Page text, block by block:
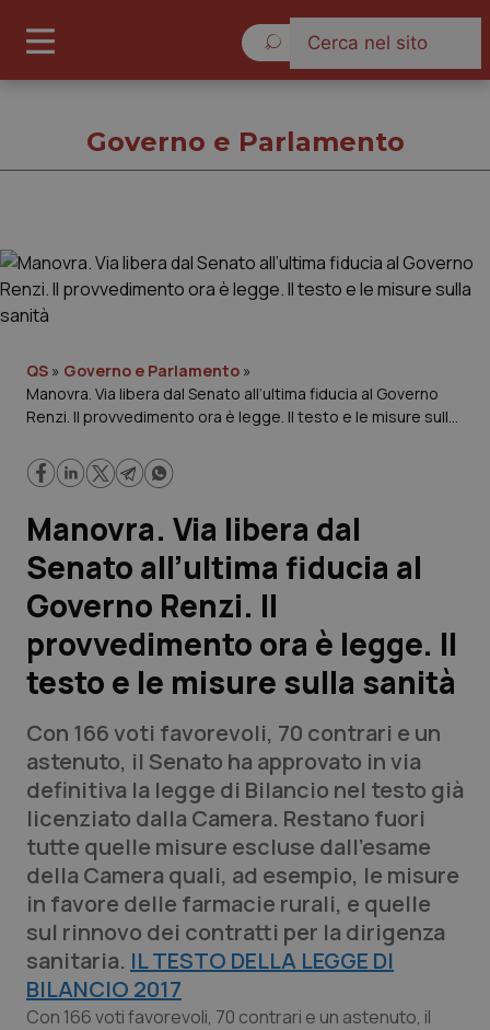
Cronache
Governo e Parlamento
Regioni e Asl
Lavoro e Professioni
Scienza e Farmaci
Studi e Analisi
Lettere al direttore
QS Pro
Professionisti Sanitari.AI
Abruzzo
Basilicata
Calabria
QS Pro Gold
Artrite & artrosi
Asma & BPCO
QS Club Newsletter
Governo e Parlamento
QS » Governo e Parlamento »
Manovra. Via libera dal Senato all’ultima fiducia al Governo
Renzi. Il provvedimento ora è legge. Il testo e le misure sulla
Manovra. Via libera dal
Senato all’ultima fiducia al
Governo Renzi. Il
provvedimento ora è legge. Il
testo e le misure sulla sanità
Con 166 voti favorevoli, 70 contrari e un
astenuto, il Senato ha approvato in via
definitiva la legge di Bilancio nel testo già
licenziato dalla Camera. Restano fuori
tutte quelle misure escluse dall'esame
della Camera quali, ad esempio, le misure
in favore delle farmacie rurali, e quelle
sul rinnovo dei contratti per la dirigenza
sanitaria. IL TESTO DELLA LEGGE DI
BILANCIO 2017
Con 166 voti favorevoli, 70 contrari e un astenuto, il